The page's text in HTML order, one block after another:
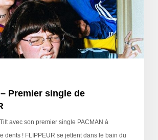
Premier single de
avec son premier single PACMAN à
dents ! FLIPPEUR se jettent dans le bain du